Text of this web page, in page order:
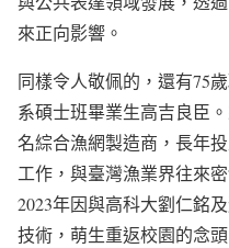
來正向影響。
同樣令人敬佩的，還有75
系碩士班畢業生高吉良臣
名綜合漁網製造商，長年
工作，與臺灣漁業界往來
2023年因與高科大劉仁銘
技術，萌生重返校園的念